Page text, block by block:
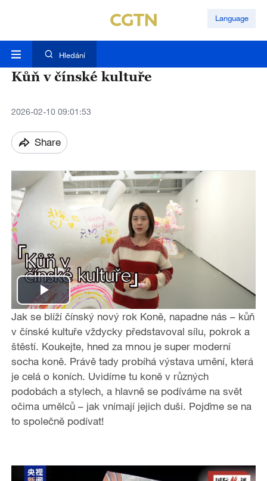
Language
Hledání
Kůň v čínské kultuře
2026-02-10 09:01:53
Share
P
l
a
y
V
d
Jak se blíží čínský nový rok Koně, napadne nás – kůň
v čínské kultuře vždycky představoval sílu, pokrok a
štěstí. Koukejte, hned za mnou je super moderní
socha koně. Právě tady probíhá výstava umění, která
je celá o koních. Uvidíme tu koně v různých
podobách a stylech, a hlavně se podíváme na svět
očima umělců – jak vnímají jejich duši. Pojďme se na
to společně podívat!